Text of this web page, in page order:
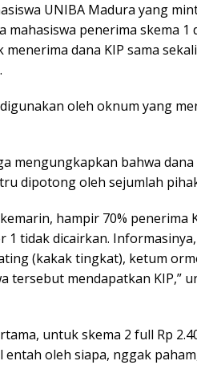
UNIBA Madura yang
penerima skema 1
dana KIP sama
oleh oknum yang
mengungkapkan bahwa
dipotong oleh sejumlah
hampir 70% penerima
tidak dicairkan.
(kakak tingkat), ketum
tersebut mendapatkan KIP,”
untuk skema 2 full Rp
entah oleh siapa, nggak